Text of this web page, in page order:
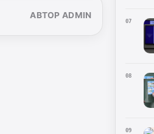
АВТОР ADMIN
07
08
09